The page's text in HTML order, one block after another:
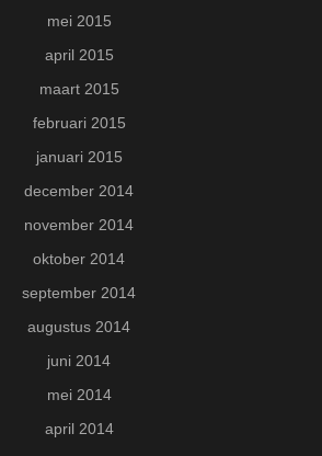
mei 2015
april 2015
maart 2015
februari 2015
januari 2015
december 2014
november 2014
oktober 2014
september 2014
augustus 2014
juni 2014
mei 2014
april 2014